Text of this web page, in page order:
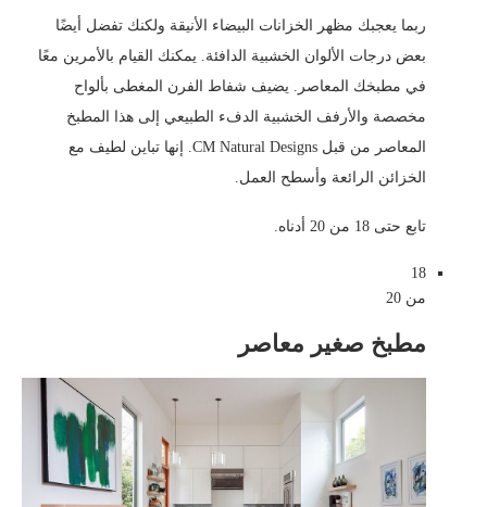
ربما يعجبك مظهر الخزانات البيضاء الأنيقة ولكنك تفضل أيضًا
بعض درجات الألوان الخشبية الدافئة. يمكنك القيام بالأمرين معًا
في مطبخك المعاصر. يضيف شفاط الفرن المغطى بألواح
مخصصة والأرفف الخشبية الدفء الطبيعي إلى هذا المطبخ
المعاصر من قبل CM Natural Designs. إنها تباين لطيف مع
الخزائن الرائعة وأسطح العمل.
تابع حتى 18 من 20 أدناه.
18
من 20
مطبخ صغير معاصر